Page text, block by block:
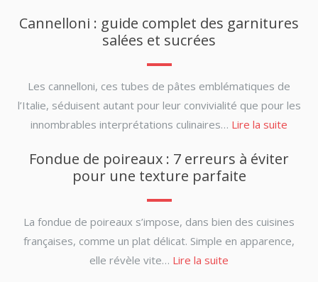
Cannelloni : guide complet des garnitures
salées et sucrées
Les cannelloni, ces tubes de pâtes emblématiques de
l’Italie, séduisent autant pour leur convivialité que pour les
innombrables interprétations culinaires… Lire la suite
Fondue de poireaux : 7 erreurs à éviter
pour une texture parfaite
La fondue de poireaux s’impose, dans bien des cuisines
françaises, comme un plat délicat. Simple en apparence,
elle révèle vite… Lire la suite